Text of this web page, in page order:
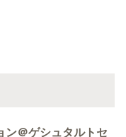
ン＠ゲシュタルトセ